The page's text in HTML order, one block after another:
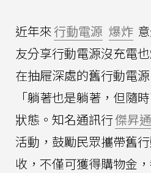
近年來行動電源 爆炸
友分享行動電源沒充電
在抽屜深處的舊行動電
「躺著也是躺著，但隨
狀態。知名通訊行傑昇
活動，鼓勵民眾攜帶舊
收，不僅可獲得購物金